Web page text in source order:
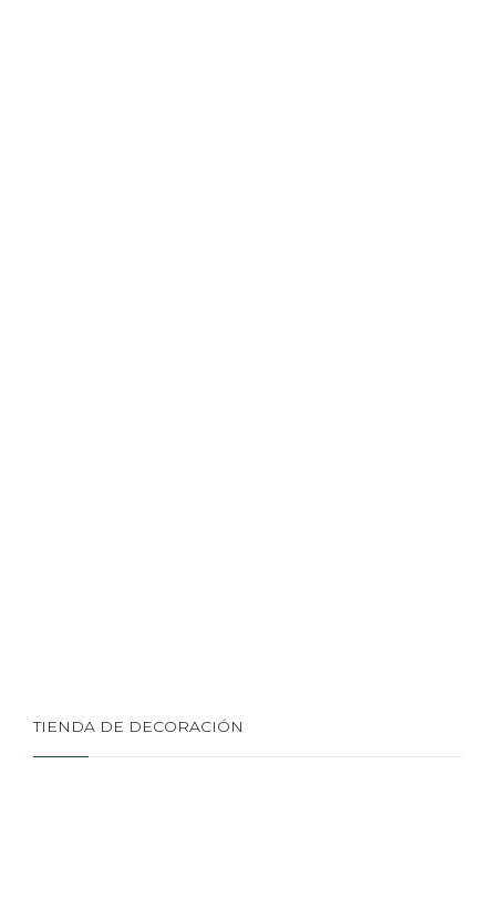
TIENDA DE DECORACIÓN